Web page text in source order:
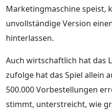
Marketingmaschine speist,
unvollständige Version
hinterlassen.
Auch wirtschaftlich hat das
zufolge hat das Spiel allein
500.000 Vorbestellungen
stimmt, unterstreicht, wie